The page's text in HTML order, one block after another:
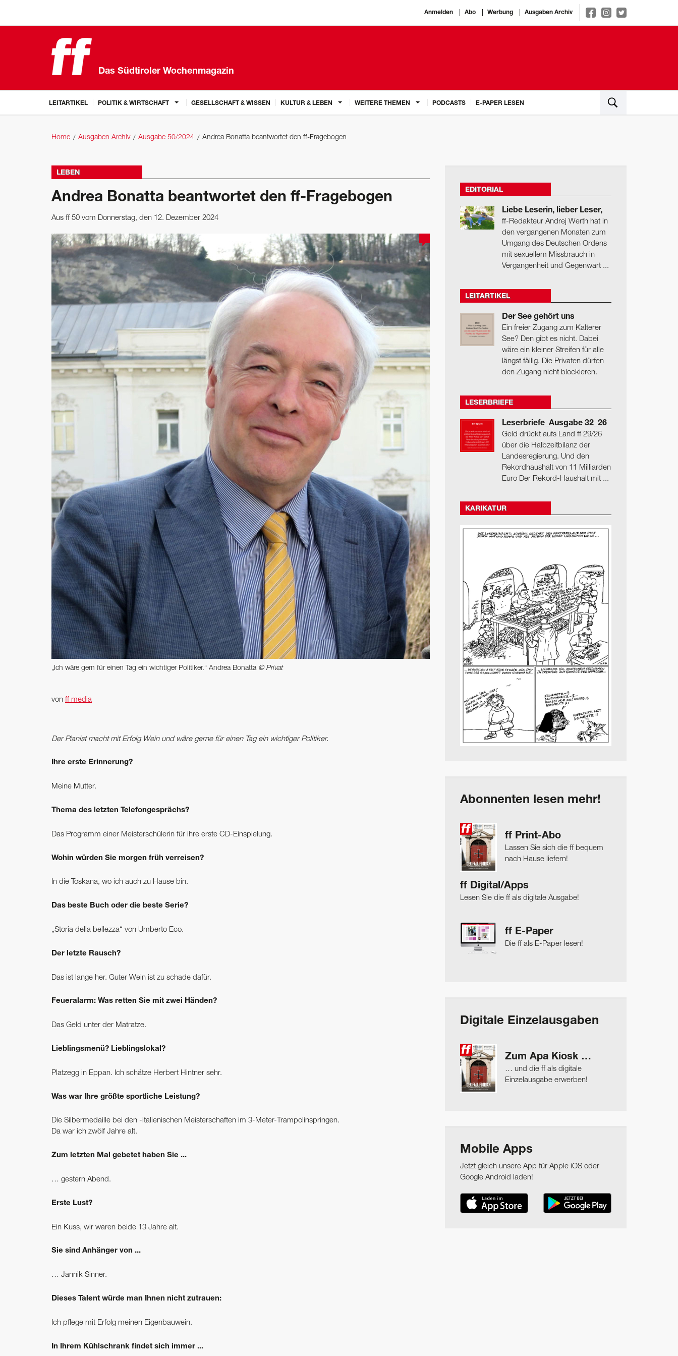
Anmelden Abo Werbung Ausgaben Archiv
Das Südtiroler Wochenmagazin
LEITARTIKEL POLITIK & WIRTSCHAFT GESELLSCHAFT & WISSEN KULTUR & LEBEN WEITERE THEMEN PODCASTS E-PAPER LESEN
Home Ausgaben Archiv Ausgabe 50/2024 Andrea Bonatta beantwortet den ff-Fragebogen
LEBEN
Andrea Bonatta beantwortet den ff-Fragebogen
Aus ff 50 vom Donnerstag, den 12. Dezember 2024
„Ich wäre gern für einen Tag ein wichtiger Politiker.“ Andrea Bonatta © Privat
von ff media
Der Pianist macht mit Erfolg Wein und wäre gerne für einen Tag ein wichtiger Politiker.
Ihre erste Erinnerung?
Meine Mutter.
Thema des letzten Telefongesprächs?
Das Programm einer Meisterschülerin für ihre erste CD-Einspielung.
Wohin würden Sie morgen früh verreisen?
In die Toskana, wo ich auch zu Hause bin.
Das beste Buch oder die beste Serie?
„Storia della bellezza“ von Umberto Eco.
Der letzte Rausch?
Das ist lange her. Guter Wein ist zu schade dafür.
Feueralarm: Was retten Sie mit zwei Händen?
Das Geld unter der Matratze.
Lieblingsmenü? Lieblingslokal?
Platzegg in Eppan. Ich schätze Herbert Hintner sehr.
Was war Ihre größte sportliche Leistung?
Die Silbermedaille bei den -italienischen Meisterschaften im 3-Meter-Trampolinspringen.
Da war ich zwölf Jahre alt.
Zum letzten Mal gebetet haben Sie ...
… gestern Abend.
Erste Lust?
Ein Kuss, wir waren beide 13 Jahre alt.
Sie sind Anhänger von ...
… Jannik Sinner.
Dieses Talent würde man Ihnen nicht zutrauen:
Ich pflege mit Erfolg meinen Eigenbauwein.
In Ihrem Kühlschrank findet sich immer ...
EDITORIAL
Liebe Leserin, lieber Leser,
ff-Redakteur Andrej Werth hat in
den vergangenen Monaten zum
Umgang des Deutschen Ordens
mit sexuellem Missbrauch in
Vergangenheit und Gegenwart ...
LEITARTIKEL
Der See gehört uns
Ein freier Zugang zum Kalterer
See? Den gibt es nicht. Dabei
wäre ein kleiner Streifen für alle
längst fällig. Die Privaten dürfen
den Zugang nicht blockieren.
LESERBRIEFE
Leserbriefe_Ausgabe 32_26
Geld drückt aufs Land ff 29/26
über die Halbzeitbilanz der
Landesregierung. Und den
Rekordhaushalt von 11 Milliarden
Euro Der Rekord-Haushalt mit ...
KARIKATUR
Abonnenten lesen mehr!
ff Print-Abo
Lassen Sie sich die ff bequem
nach Hause liefern!
ff Digital/Apps
Lesen Sie die ff als digitale Ausgabe!
ff E-Paper
Die ff als E-Paper lesen!
Digitale Einzelausgaben
Zum Apa Kiosk …
… und die ff als digitale
Einzelausgabe erwerben!
Mobile Apps
Jetzt gleich unsere App für Apple iOS oder
Google Android laden!